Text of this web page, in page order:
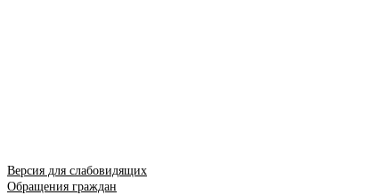
Версия для слабовидящих
Обращения граждан